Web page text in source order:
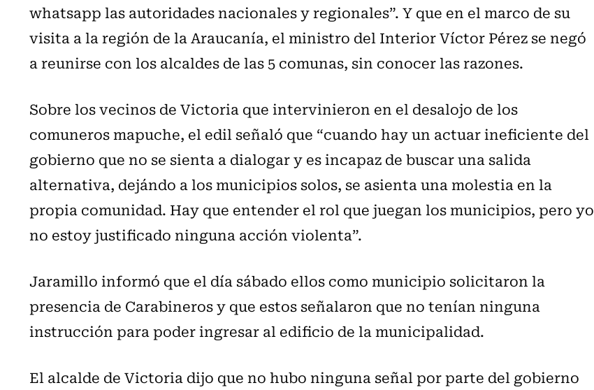
whatsapp las autoridades nacionales y regionales”. Y que en el marco de su
visita a la región de la Araucanía, el ministro del Interior Víctor Pérez se negó
a reunirse con los alcaldes de las 5 comunas, sin conocer las razones.
Sobre los vecinos de Victoria que intervinieron en el desalojo de los
comuneros mapuche, el edil señaló que “cuando hay un actuar ineficiente del
gobierno que no se sienta a dialogar y es incapaz de buscar una salida
alternativa, dejándo a los municipios solos, se asienta una molestia en la
propia comunidad. Hay que entender el rol que juegan los municipios, pero yo
no estoy justificado ninguna acción violenta”.
Jaramillo informó que el día sábado ellos como municipio solicitaron la
presencia de Carabineros y que estos señalaron que no tenían ninguna
instrucción para poder ingresar al edificio de la municipalidad.
El alcalde de Victoria dijo que no hubo ninguna señal por parte del gobierno